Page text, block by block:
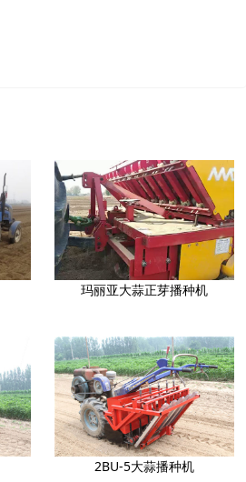
玛丽亚大蒜正芽播种机
2BU-5大蒜播种机